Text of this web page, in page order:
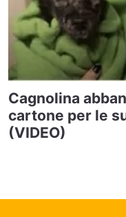
Cagnolina
cartone per le
(VIDEO)